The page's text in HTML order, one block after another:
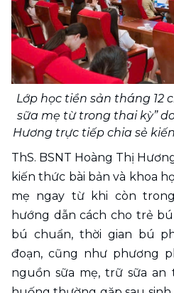
Lớp học tiền sản tháng 12
sữa mẹ từ trong thai kỳ”
Hương trực tiếp chia sẻ
ThS. BSNT Hoàng Thị
kiến thức bài bản và khoa
mẹ ngay từ khi còn
hướng dẫn cách cho trẻ
bú chuẩn, thời gian bú
đoạn, cũng như phương
nguồn sữa mẹ, trữ sữa